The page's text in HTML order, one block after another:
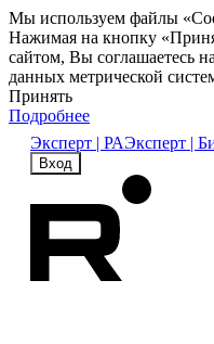
Мы используем файлы
Нажимая на кнопку
сайтом, Вы соглашаетесь
данных метрической
Принять
Подробнее
Эксперт | РАЭксперт |
Вход